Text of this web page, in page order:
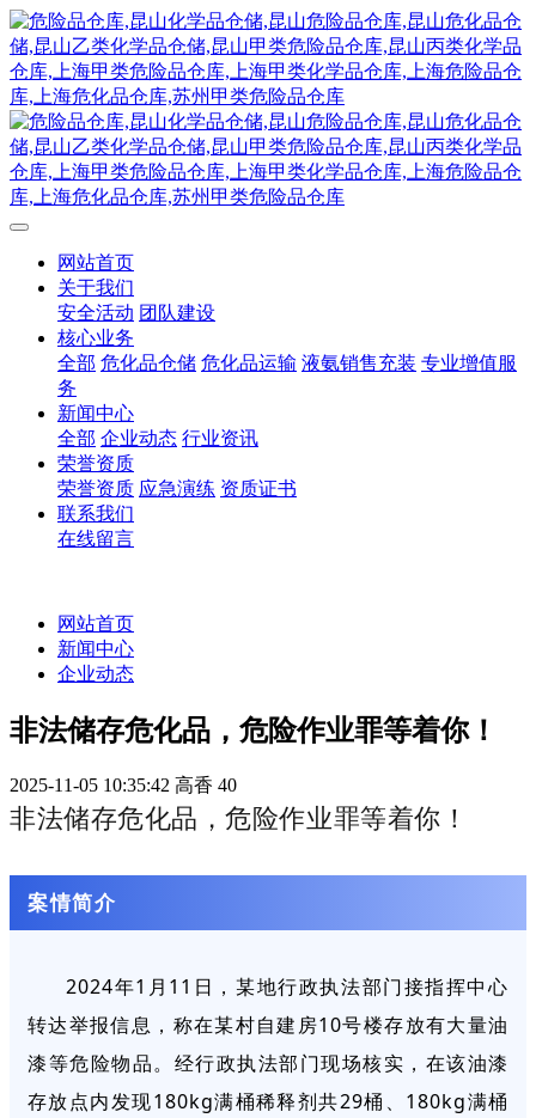
网站首页
关于我们
安全活动 团队建设
核心业务
全部 危化品仓储 危化品运输 液氨销售充装 专业增值服
务
新闻中心
全部 企业动态 行业资讯
荣誉资质
荣誉资质 应急演练 资质证书
联系我们
在线留言
网站首页
新闻中心
企业动态
非法储存危化品，危险作业罪等着你！
2025-11-05 10:35:42 高香 40
非法储存危化品，危险作业罪等着你！
案情简介
2024年1月11日，某地行政执法部门接指挥中心
转达举报信息，称在某村自建房10号楼存放有大量油
漆等危险物品。经行政执法部门现场核实，在该油漆
存放点内发现180kg满桶稀释剂共29桶、180kg满桶